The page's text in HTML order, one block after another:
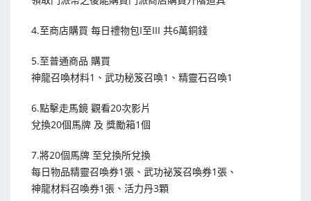
4.至商店購買 每日禮物包I至III 共6萬銅錢
5.至普通商品 購買
神龍召喚材料1、武功秘笈召喚1、精靈石召喚1
6.點擊走馬鏡 觀看20次影片
兌換20個馬牌 及 獎勵箱1個
7.將20個馬牌 至兌換所兌換
每日物品精靈召喚券1張、武功祕笈召喚券1張、
神龍材料召喚券1張、活力丹3顆